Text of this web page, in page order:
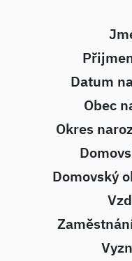
Datum
Obec
Okres
Domovský